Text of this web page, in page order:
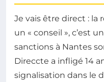
Je vais être direct : la
un « conseil », c’est
sanctions à Nantes
Direccte a infligé 14
signalisation dans le